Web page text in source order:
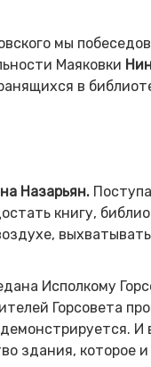
мы
Маяковки
в
Назарьян.
книгу,
Исполкому
Горсовета
И
здания, которое